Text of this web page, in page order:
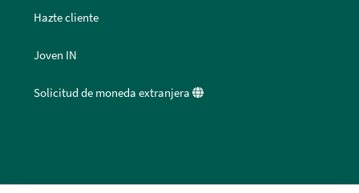
Hazte cliente
Joven IN
Solicitud de moneda extranjera